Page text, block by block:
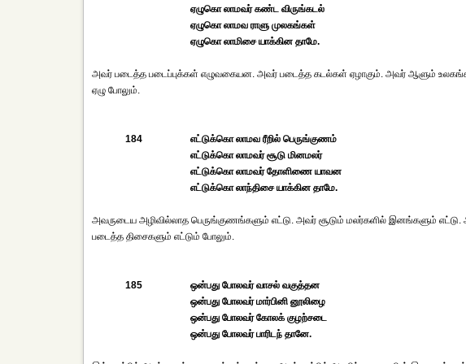
ஏழுகொ லாமவர் கண்ட விருங்கடல்
ஏழுகொ லாமவ ராளு முலகங்கள்
ஏழுகொ லாமிசை யாக்கின தாமே.
அவர் படைத்த படைப்புக்கள் எழுவகையன. அவர் படைத்த கடல்கள் ஏழாகும். அவர் ஆளும்
ஏழு போலும்.
184
எட்டுக்கொ லாமவ ரீறில் பெருங்குணம்
எட்டுக்கொ லாமவர் சூடு மினமலர்
எட்டுக்கொ லாமவர் தோளிணை யாவன
எட்டுக்கொ லாந்திசை யாக்கின தாமே.
அவருடைய அழிவில்லாத பெருங்குணங்களும் எட்டு. அவர் சூடும் மலர்களில் இனங்களும்
படைத்த திசைகளும் எட்டும் போலும்.
185
ஒன்பது போலவர் வாசல் வகுத்தன
ஒன்பது போலவர் மார்பினி னூலிழை
ஒன்பது போலவர் கோலக் குழற்சடை
ஒன்பது போலவர் பாரிடந் தானே.